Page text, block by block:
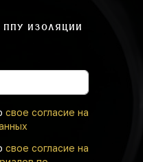
ИЗОЛЯЦИИ
свое согласие на
свое согласие на